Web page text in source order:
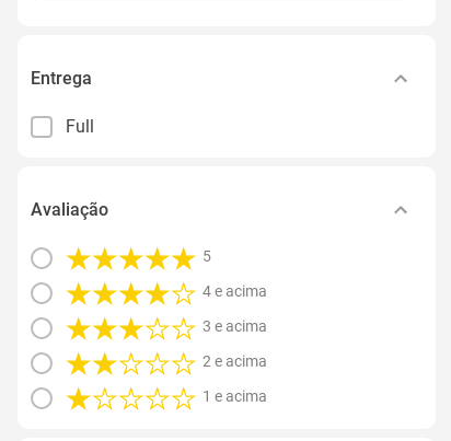
Entrega
Full
Avaliação
5
4 e acima
3 e acima
2 e acima
1 e acima